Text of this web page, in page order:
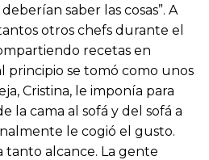
saber las cosas”. A
otros chefs durante el
recetas en
principio se tomó como unos
Cristina, le imponía para
la cama al sofá y del sofá a
le cogió el gusto.
tanto alcance. La gente